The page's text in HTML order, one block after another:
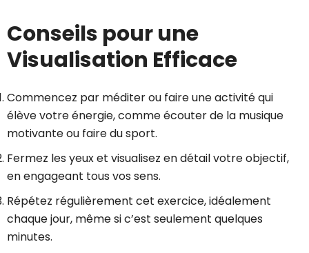
Conseils pour une
Visualisation Efficace
Commencez par méditer ou faire une activité qui
élève votre énergie, comme écouter de la musique
motivante ou faire du sport.
Fermez les yeux et visualisez en détail votre objectif,
en engageant tous vos sens.
Répétez régulièrement cet exercice, idéalement
chaque jour, même si c’est seulement quelques
minutes.